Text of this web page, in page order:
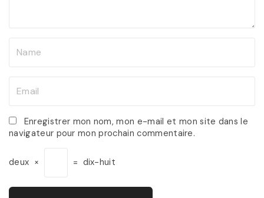
*
a
i
l
Enregistrer mon nom, mon e-mail et mon site dans le
navigateur pour mon prochain commentaire.
deux × = dix-huit